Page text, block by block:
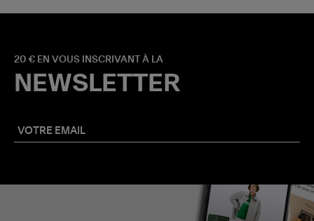
20 € EN VOUS INSCRIVANT À LA
NEWSLETTER